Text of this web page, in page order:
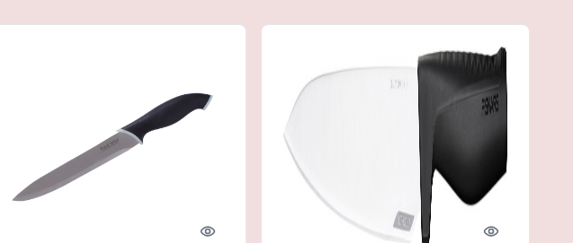
Quick look Quick look